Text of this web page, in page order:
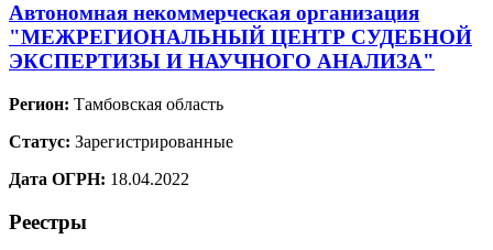
Автономная некоммерческая организация
"МЕЖРЕГИОНАЛЬНЫЙ ЦЕНТР СУДЕБНОЙ
ЭКСПЕРТИЗЫ И НАУЧНОГО АНАЛИЗА"
Регион: Тамбовская область
Статус: Зарегистрированные
Дата ОГРН: 18.04.2022
Реестры